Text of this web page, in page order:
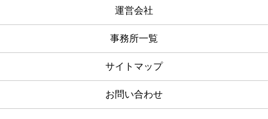
運営会社
事務所一覧
サイトマップ
お問い合わせ